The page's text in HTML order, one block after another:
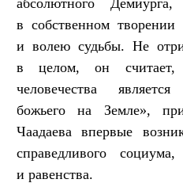
в собственном творении
и волею судьбы. Не
в целом, он
человечества
божьего на Земле»,
Чаадаева впервые
справедливого
и равенства.